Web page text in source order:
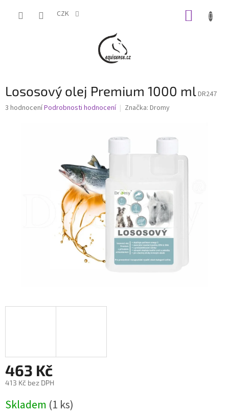
CZK
Lososový olej Premium 1000 mlDR247
Průměrné
3 hodnoceníPodrobnosti hodnocení Značka: Dromy
463 Kč
413 Kč bez DPH
cena:
Skladem (1 ks)